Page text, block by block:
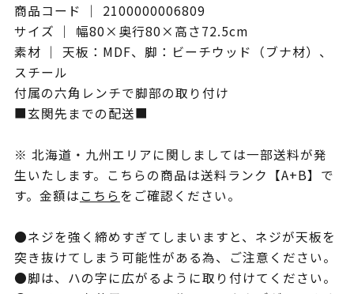
商品コード ｜ 2100000006809
サイズ ｜ 幅80×奥行80×高さ72.5cm
素材 ｜ 天板：MDF、脚：ビーチウッド（ブナ材）、
スチール
付属の六角レンチで脚部の取り付け
■玄関先までの配送■
※ 北海道・九州エリアに関しましては一部送料が発
生いたします。こちらの商品は送料ランク【A+B】で
す。金額はこちらをご確認ください。
●ネジを強く締めすぎてしまいますと、ネジが天板を
突き抜けてしまう可能性がある為、ご注意ください。
●脚は、ハの字に広がるように取り付けてください。